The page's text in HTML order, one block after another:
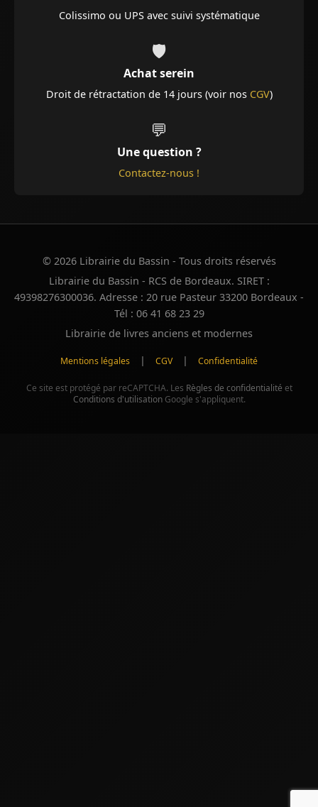
Colissimo ou UPS avec suivi systématique
🛡️
Achat serein
Droit de rétractation de 14 jours (voir nos CGV)
💬
Une question ?
Contactez-nous !
© 2026 Librairie du Bassin - Tous droits réservés
Librairie du Bassin - RCS de Bordeaux. SIRET :
49398276300036. Adresse : 20 rue Pasteur 33200 Bordeaux -
Tél : 06 41 68 23 29
Librairie de livres anciens et modernes
Mentions légales | CGV | Confidentialité
Ce site est protégé par reCAPTCHA. Les Règles de confidentialité et
Conditions d'utilisationGoogle s'appliquent.